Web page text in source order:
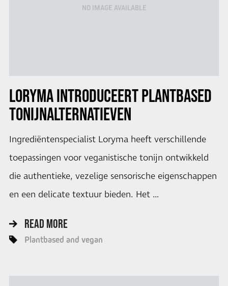
NO IMAGE AVAILABLE
LORYMA INTRODUCEERT PLANTBASED
TONIJNALTERNATIEVEN
Ingrediëntenspecialist Loryma heeft verschillende
toepassingen voor veganistische tonijn ontwikkeld
die authentieke, vezelige sensorische eigenschappen
en een delicate textuur bieden. Het …
READ MORE
Plantbased and vegan